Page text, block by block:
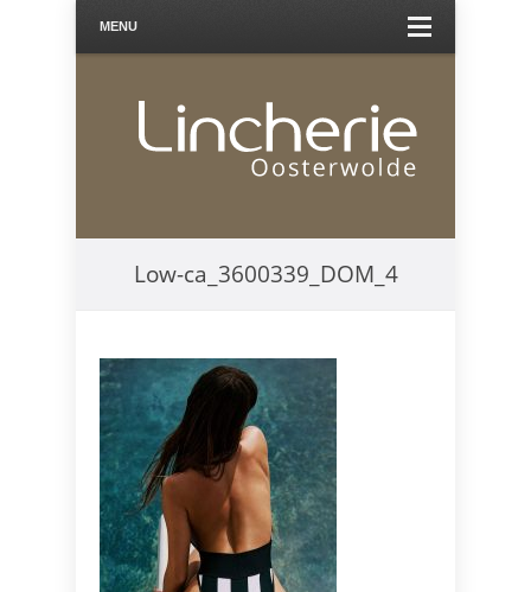
MENU
Low-ca_3600339_DOM_4